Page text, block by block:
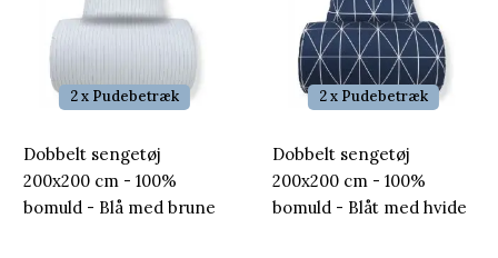
2 x Pudebetræk
Dobbelt sengetøj
200x200 cm - 100%
bomuld - Blå med brune
2 x Pudebetræk
Dobbelt sengetøj
200x200 cm - 100%
bomuld - Blåt med hvide